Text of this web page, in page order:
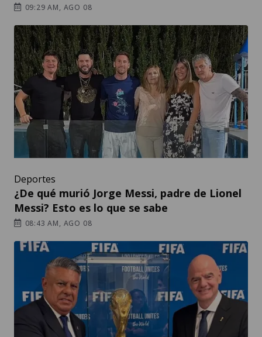
09:29 AM, AGO 08
Deportes
¿De qué murió Jorge Messi, padre de Lionel
Messi? Esto es lo que se sabe
08:43 AM, AGO 08